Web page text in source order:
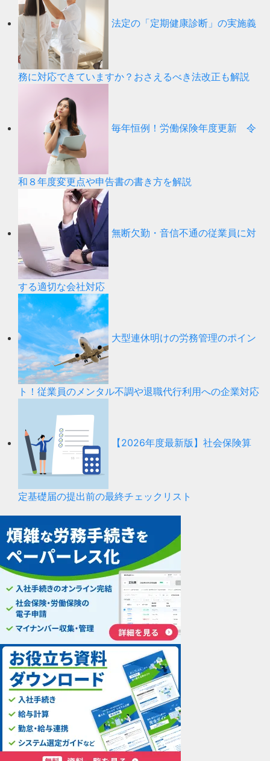
法定の「定期健康診断」の実施義
務に対応できていますか？おさえるべき法改正も解説
毎年恒例！労働保険年度更新 令
和８年度変更点や申告書の書き方を解説
無断欠勤・音信不通の従業員に対
する適切な会社対応
大型連休明けの労務管理のポイン
ト！従業員のメンタル不調や退職代行利用への企業対応
【2026年度最新版】社会保険算
定基礎届の提出前の最終チェックリスト